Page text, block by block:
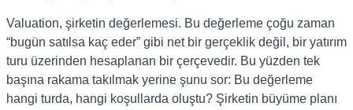
Valuation, şirketin değerlemesi. Bu değerleme çoğu zaman
“bugün satılsa kaç eder” gibi net bir gerçeklik değil, bir yatırım
turu üzerinden hesaplanan bir çerçevedir. Bu yüzden tek
başına rakama takılmak yerine şunu sor: Bu değerleme
hangi turda, hangi koşullarda oluştu? Şirketin büyüme planı